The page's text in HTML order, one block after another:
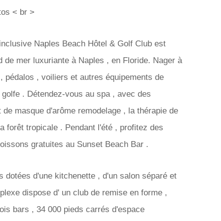
< br >
Naples Beach Hôtel & Golf Club est
mer luxuriante à Naples , en Floride. Nager à
pédalos , voiliers et autres équipements de
. Détendez-vous au spa , avec des
masque d'arôme remodelage , la thérapie de
forêt tropicale . Pendant l'été , profitez des
gratuites au Sunset Beach Bar .
dotées d'une kitchenette , d'un salon séparé et
dispose d' un club de remise en forme ,
bars , 34 000 pieds carrés d'espace